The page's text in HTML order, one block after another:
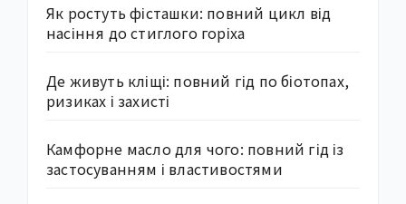
Як ростуть фісташки: повний цикл від
насіння до стиглого горіха
Де живуть кліщі: повний гід по біотопах,
ризиках і захисті
Камфорне масло для чого: повний гід із
застосуванням і властивостями